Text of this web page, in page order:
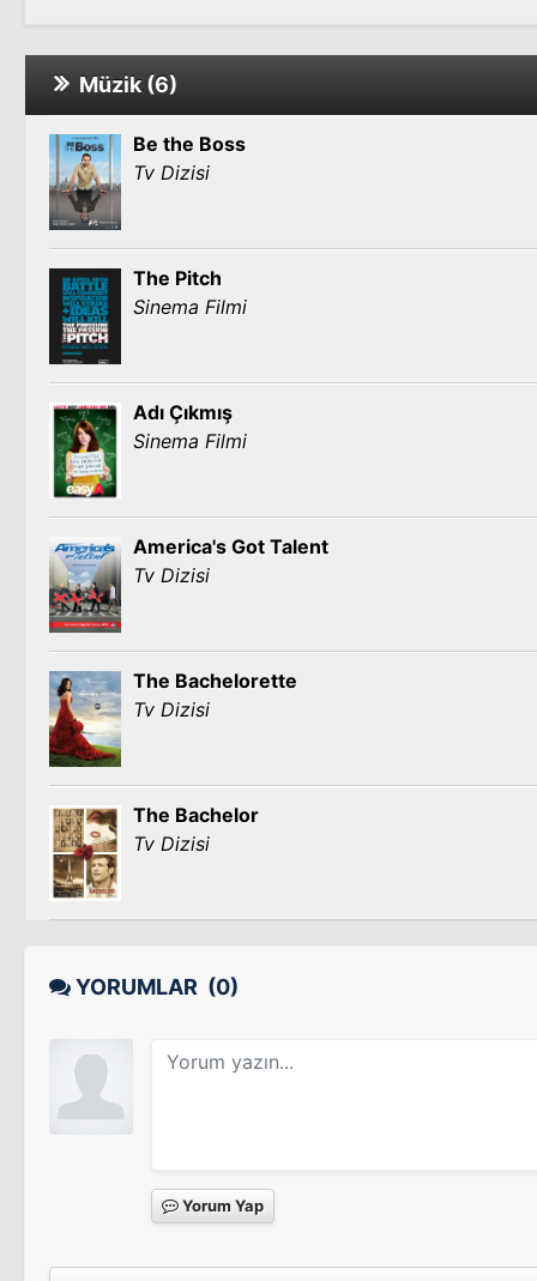
Müzik (6)
Be the Boss
Tv Dizisi
The Pitch
Sinema Filmi
Adı Çıkmış
Sinema Filmi
America's Got Talent
Tv Dizisi
The Bachelorette
Tv Dizisi
The Bachelor
Tv Dizisi
YORUMLAR (0)
Yorum Yap